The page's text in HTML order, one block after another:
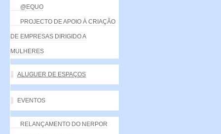
@EQUO
PROJECTO DE APOIO À CRIAÇÃO
DE EMPRESAS DIRIGIDO A
MULHERES
ALUGUER DE ESPAÇOS
EVENTOS
RELANÇAMENTO DO NERPOR